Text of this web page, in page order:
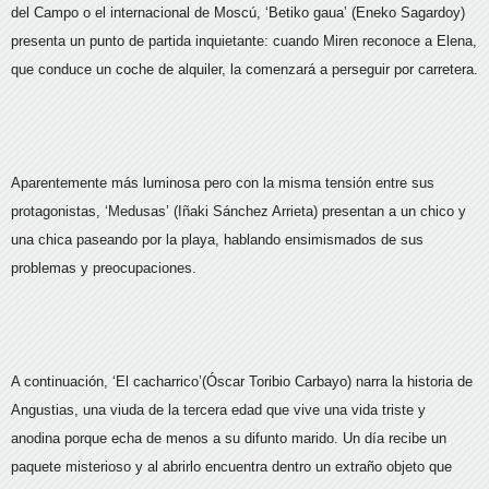
del Campo o el internacional de Moscú, ‘Betiko gaua’ (Eneko Sagardoy)
presenta un punto de partida inquietante: cuando Miren reconoce a Elena,
que conduce un coche de alquiler, la comenzará a perseguir por carretera.
Aparentemente más luminosa pero con la misma tensión entre sus
protagonistas, ‘Medusas’ (Iñaki Sánchez Arrieta) presentan a un chico y
una chica paseando por la playa, hablando ensimismados de sus
problemas y preocupaciones.
A continuación, ‘El cacharrico’(Óscar Toribio Carbayo) narra la historia de
Angustias, una viuda de la tercera edad que vive una vida triste y
anodina porque echa de menos a su difunto marido. Un día recibe un
paquete misterioso y al abrirlo encuentra dentro un extraño objeto que